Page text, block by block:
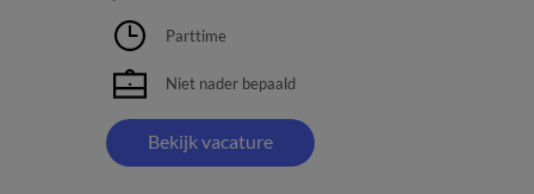
Parttime
Niet nader bepaald
Bekijk vacature